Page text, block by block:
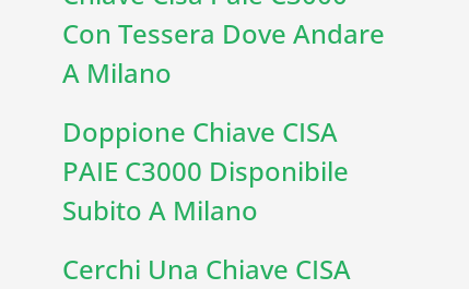
Con Tessera Dove Andare
A Milano
Doppione Chiave CISA
PAIE C3000 Disponibile
Subito A Milano
Cerchi Una Chiave CISA